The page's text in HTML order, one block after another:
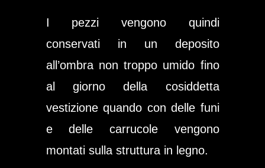
I pezzi vengono quindi
conservati in un deposito
all’ombra non troppo umido fino
al giorno della cosiddetta
vestizione quando con delle funi
e delle carrucole vengono
montati sulla struttura in legno.